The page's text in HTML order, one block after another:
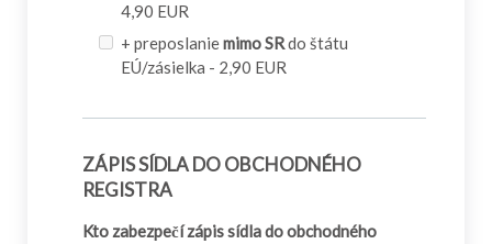
4,90 EUR
+ preposlaniemimo SRdo štátu
EÚ/zásielka - 2,90 EUR
ZÁPIS SÍDLA DO OBCHODNÉHO
REGISTRA
Kto zabezpečí zápis sídla do obchodného